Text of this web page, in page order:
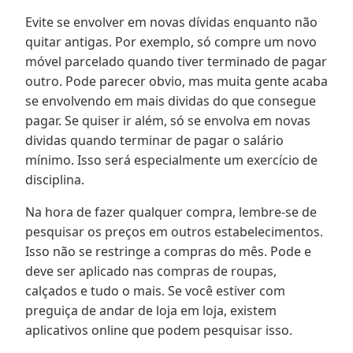
Evite se envolver em novas dívidas enquanto não
quitar antigas. Por exemplo, só compre um novo
móvel parcelado quando tiver terminado de pagar
outro. Pode parecer obvio, mas muita gente acaba
se envolvendo em mais dividas do que consegue
pagar. Se quiser ir além, só se envolva em novas
dividas quando terminar de pagar o salário
mínimo. Isso será especialmente um exercício de
disciplina.
Na hora de fazer qualquer compra, lembre-se de
pesquisar os preços em outros estabelecimentos.
Isso não se restringe a compras do mês. Pode e
deve ser aplicado nas compras de roupas,
calçados e tudo o mais. Se você estiver com
preguiça de andar de loja em loja, existem
aplicativos online que podem pesquisar isso.